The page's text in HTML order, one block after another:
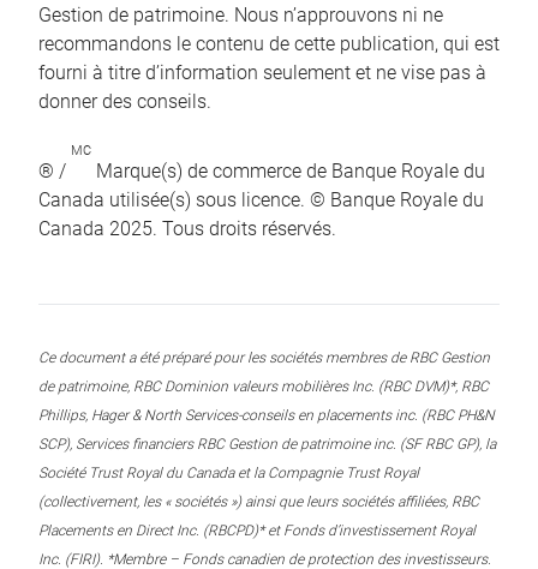
Gestion de patrimoine. Nous n’approuvons ni ne
recommandons le contenu de cette publication, qui est
fourni à titre d’information seulement et ne vise pas à
donner des conseils.
® /
MC
Marque(s) de commerce de Banque Royale du
Canada utilisée(s) sous licence. © Banque Royale du
Canada 2025. Tous droits réservés.
Ce document a été préparé pour les sociétés membres de RBC Gestion
de patrimoine, RBC Dominion valeurs mobilières Inc. (RBC DVM)*, RBC
Phillips, Hager & North Services-conseils en placements inc. (RBC PH&N
SCP), Services financiers RBC Gestion de patrimoine inc. (SF RBC GP), la
Société Trust Royal du Canada et la Compagnie Trust Royal
(collectivement, les « sociétés ») ainsi que leurs sociétés affiliées, RBC
Placements en Direct Inc. (RBCPD)* et Fonds d’investissement Royal
Inc. (FIRI). *Membre – Fonds canadien de protection des investisseurs.